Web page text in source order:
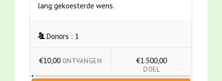
lang gekoesterde wens.
Donors : 1
€10,00 ONTVANGEN €1.500,00
DOEL